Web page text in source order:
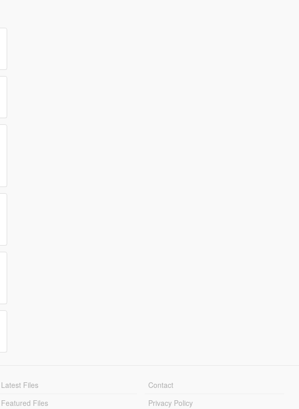
Latest Files
Featured Files
Contact
Privacy Policy